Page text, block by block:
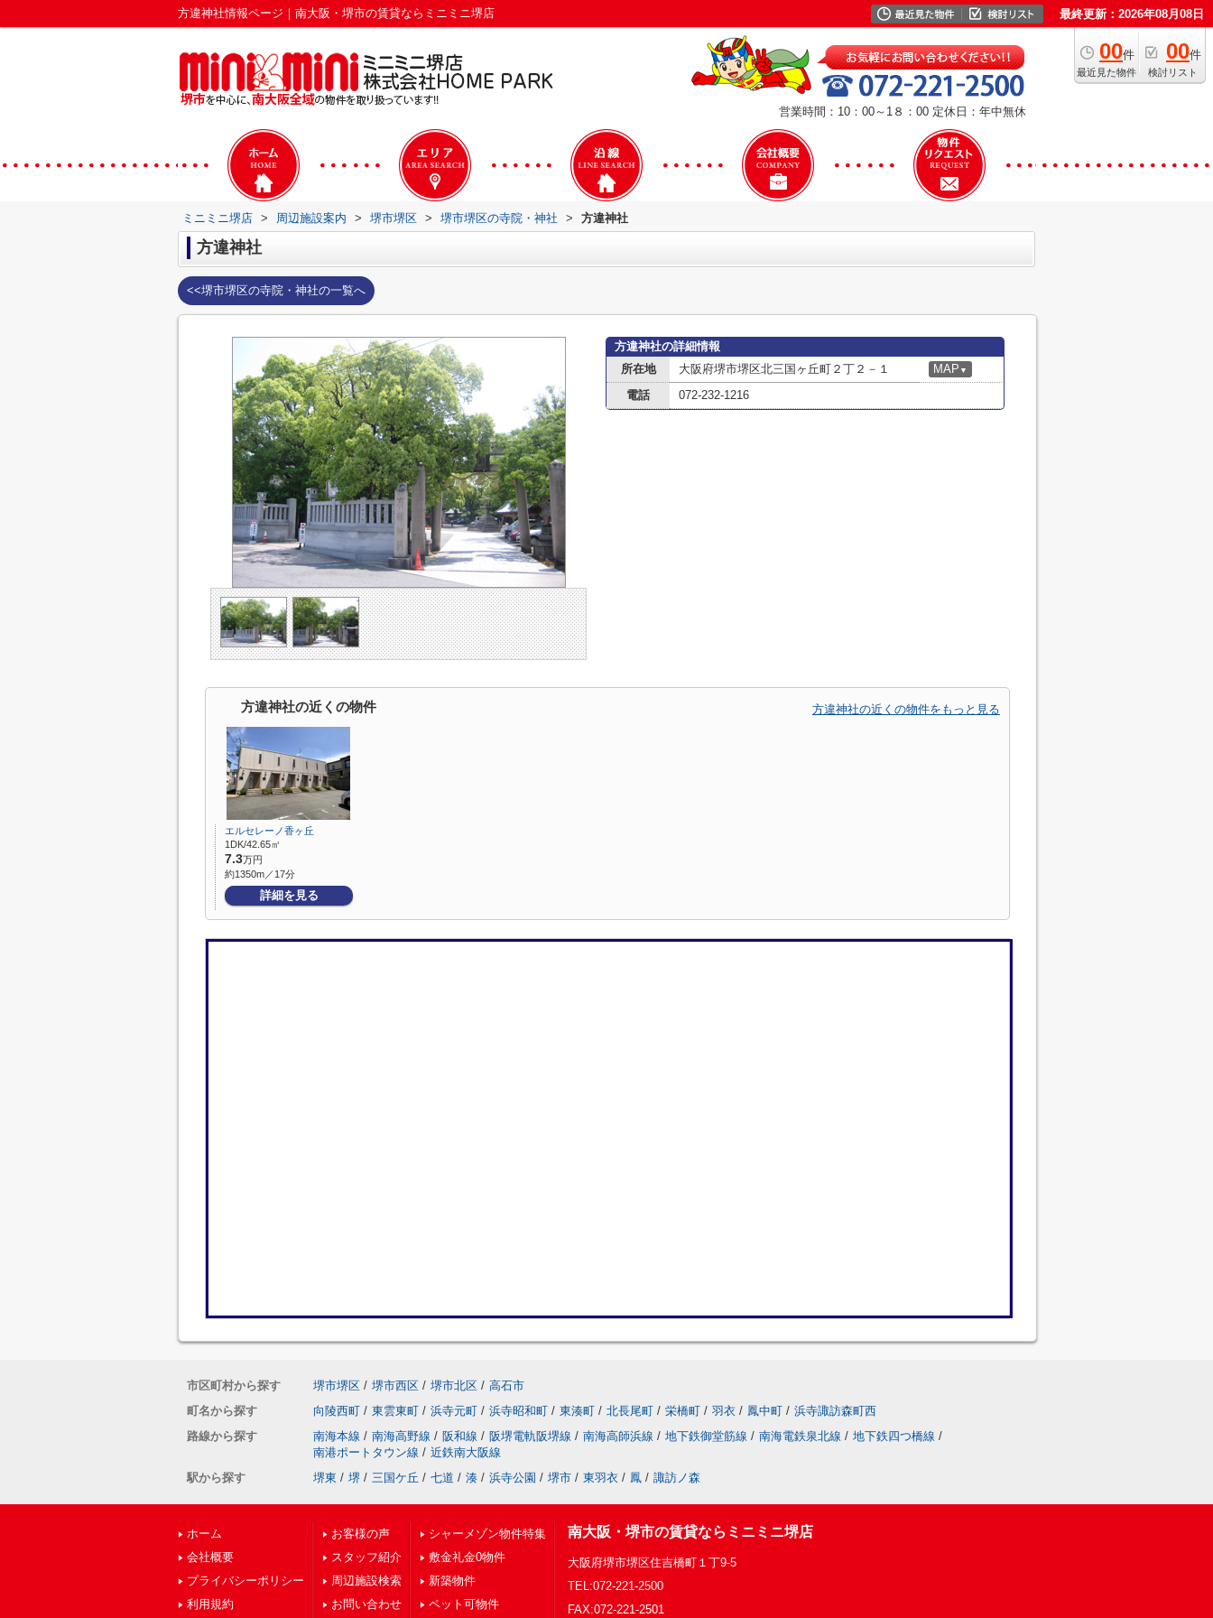
方違神社情報ページ｜南大阪・堺市の賃貸ならミニミニ堺店 最終更新：2026年08月08日
00件
最近見た物件
00件
検討リスト
営業時間：10：00～1８：00 定休日：年中無休
ミニミニ堺店 > 周辺施設案内 > 堺市堺区 > 堺市堺区の寺院・神社 > 方違神社
方違神社
<<堺市堺区の寺院・神社の一覧へ
方違神社の詳細情報
所在地
大阪府堺市堺区北三国ヶ丘町２丁２－１ MAP ▼
電話 072-232-1216
方違神社の近くの物件 方違神社の近くの物件をもっと見る
エルセレーノ香ヶ丘
1DK/42.65㎡
7.3万円
約1350m／17分
詳細を見る
市区町村から探す 堺市堺区 / 堺市西区 / 堺市北区 / 高石市
町名から探す
向陵西町 / 東雲東町 / 浜寺元町 / 浜寺昭和町 / 東湊町 / 北長尾町 / 栄橋町 / 羽衣 / 鳳中町 / 浜寺諏訪森町西
路線から探す
南海本線 / 南海高野線 / 阪和線 / 阪堺電軌阪堺線 / 南海高師浜線 / 地下鉄御堂筋線 / 南海電鉄泉北線 / 地下鉄四つ橋線 /
南港ポートタウン線 / 近鉄南大阪線
駅から探す
堺東 / 堺 / 三国ケ丘 / 七道 / 湊 / 浜寺公園 / 堺市 / 東羽衣 / 鳳 / 諏訪ノ森
ホーム
会社概要
プライバシーポリシー
利用規約
お客様の声
スタッフ紹介
周辺施設検索
お問い合わせ
シャーメゾン物件特集
敷金礼金0物件
新築物件
ペット可物件
南大阪・堺市の賃貸ならミニミニ堺店
大阪府堺市堺区住吉橋町１丁9-5
TEL:072-221-2500
FAX:072-221-2501